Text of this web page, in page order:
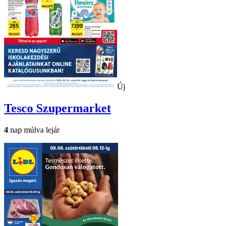
Új
Tesco Szupermarket
4 nap múlva lejár